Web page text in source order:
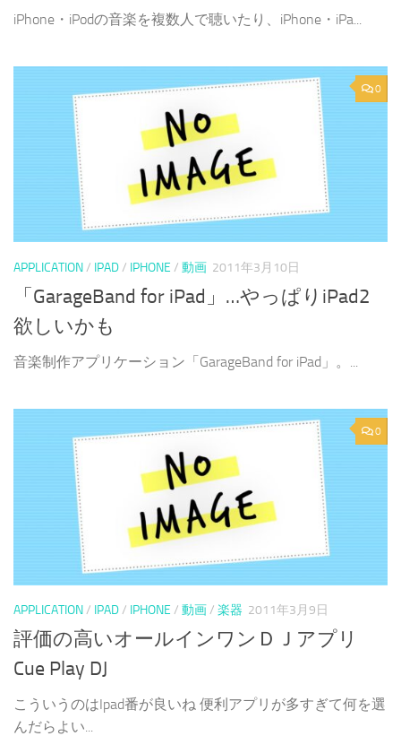
iPhone・iPodの音楽を複数人で聴いたり、iPhone・iPa...
0
APPLICATION/ IPAD/ IPHONE / 動画 2011年3月10日
「GarageBand for iPad」…やっぱりiPad2
欲しいかも
音楽制作アプリケーション「GarageBand for iPad」。...
0
APPLICATION/ IPAD/ IPHONE / 動画/ 楽器 2011年3月9日
評価の高いオールインワンＤＪアプリ
Cue Play DJ
こういうのはIpad番が良いね 便利アプリが多すぎて何を選
んだらよい...